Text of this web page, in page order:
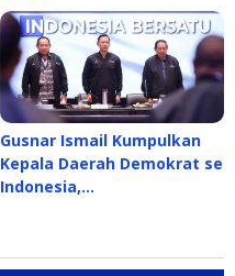
Gusnar Ismail Kumpulkan
Kepala Daerah Demokrat se
Indonesia,…